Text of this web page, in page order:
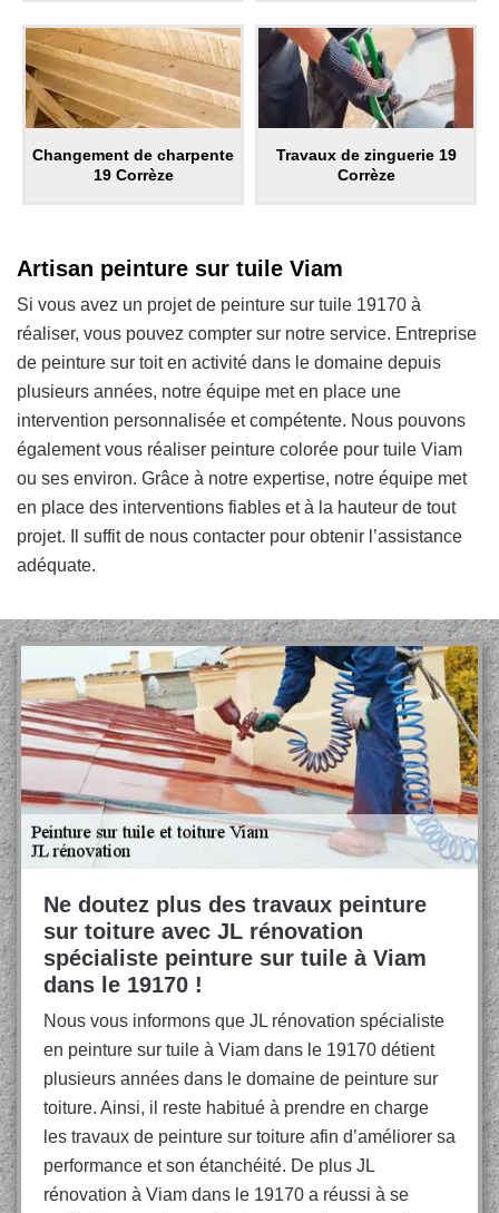
Changement de charpente
19 Corrèze
Travaux de zinguerie 19
Corrèze
Artisan peinture sur tuile Viam
Si vous avez un projet de peinture sur tuile 19170 à
réaliser, vous pouvez compter sur notre service. Entreprise
de peinture sur toit en activité dans le domaine depuis
plusieurs années, notre équipe met en place une
intervention personnalisée et compétente. Nous pouvons
également vous réaliser peinture colorée pour tuile Viam
ou ses environ. Grâce à notre expertise, notre équipe met
en place des interventions fiables et à la hauteur de tout
projet. Il suffit de nous contacter pour obtenir l’assistance
adéquate.
Ne doutez plus des travaux peinture
sur toiture avec JL rénovation
spécialiste peinture sur tuile à Viam
dans le 19170 !
Nous vous informons que JL rénovation spécialiste
en peinture sur tuile à Viam dans le 19170 détient
plusieurs années dans le domaine de peinture sur
toiture. Ainsi, il reste habitué à prendre en charge
les travaux de peinture sur toiture afin d’améliorer sa
performance et son étanchéité. De plus JL
rénovation à Viam dans le 19170 a réussi à se